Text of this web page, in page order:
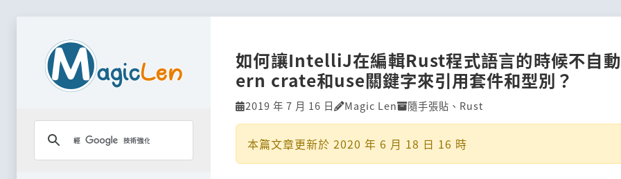
如何讓IntelliJ在編輯Rust程式語言的時候不自
ern crate和use關鍵字來引用套件和型別？
2019 年 7 月 16 日 Magic Len 隨手張貼 、 Rust
本篇文章更新於 2020 年 6 月 18 日 16 時